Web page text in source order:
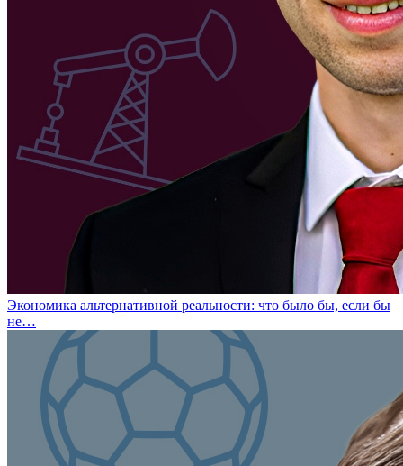
Экономика альтернативной реальности: что было бы, если бы
не…